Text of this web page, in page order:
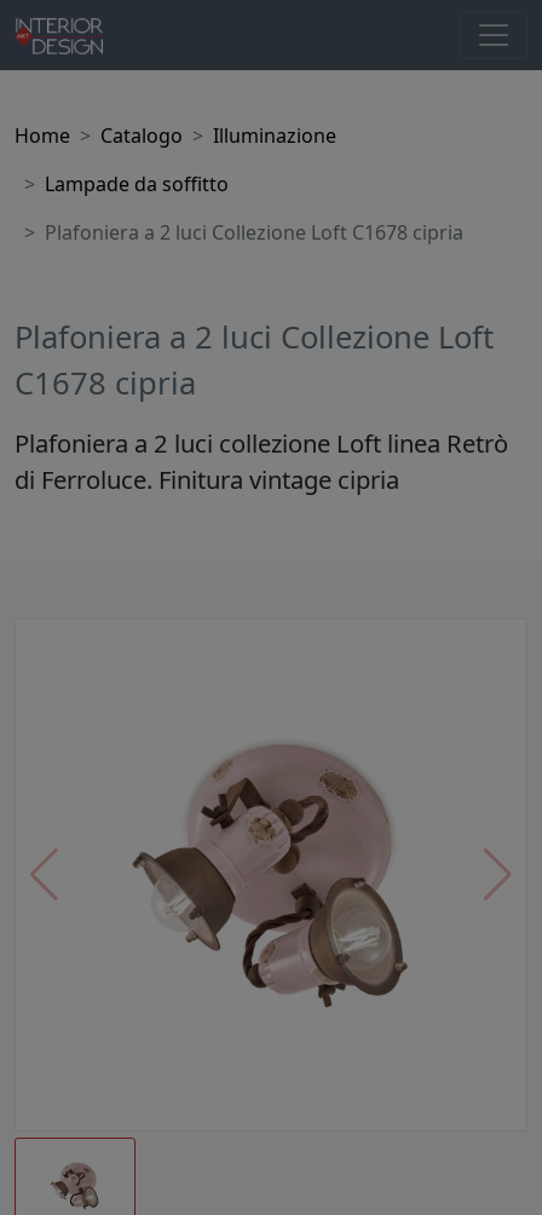
Home Catalogo
Illuminazione
Lampade da soffitto
Plafoniera a 2 luci Collezione Loft C1678 cipria
Plafoniera a 2 luci Collezione Loft
C1678 cipria
Plafoniera a 2 luci collezione Loft linea Retrò
di Ferroluce. Finitura vintage cipria